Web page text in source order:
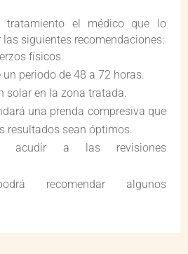
tratamiento el médico que lo
siguientes recomendaciones:
físicos.
periodo de 48 a 72 horas.
solar en la zona tratada.
una prenda compresiva que
resultados sean óptimos.
acudir a las revisiones
recomendar algunos